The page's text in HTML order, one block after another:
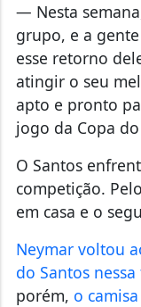
— Nesta
grupo, e a
esse retorno
atingir o seu
apto e pronto
jogo da Copa
O Santos
competição.
em casa e o
Neymar voltou
do Santos
porém, o